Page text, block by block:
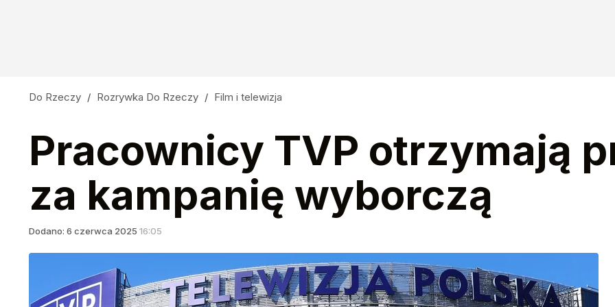
Do Rzeczy / Rozrywka Do Rzeczy / Film i telewizja
Pracownicy TVP otrzymają
za kampanię wyborczą
Dodano: 6 czerwca 2025 16:05